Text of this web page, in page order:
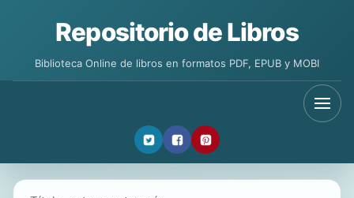
Repositorio de Libros
Biblioteca Online de libros en formatos PDF, EPUB y MOBI